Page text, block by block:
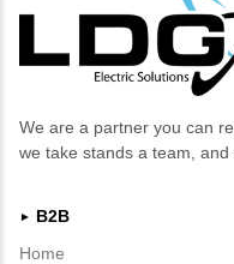
We are a partner you can
we take stands a team,
►
B2B
Home